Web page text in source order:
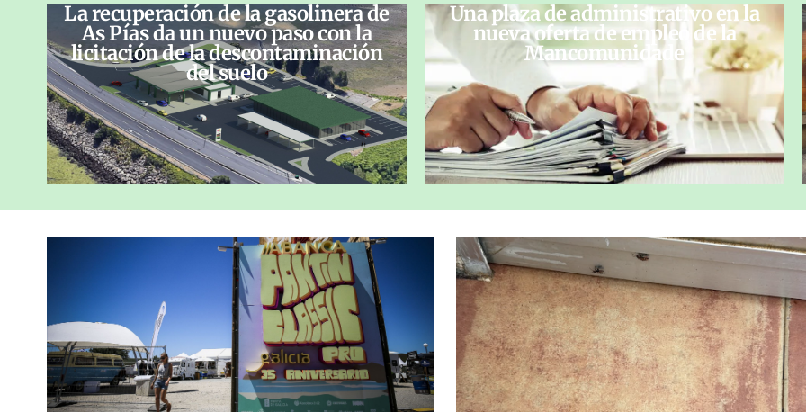
La recuperación de la gasolinera de
As Pías da un nuevo paso con la
licitación de la descontaminación
del suelo
Una plaza de administrativo en la
nueva oferta de empleo de la
Mancomunidade